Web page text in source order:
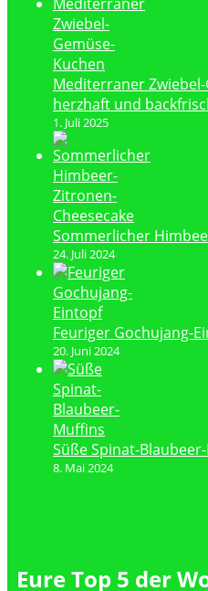
Mediterraner
herzhaft und
1. Juli 2025
Sommerlicher
24. Juli 2024
Feuriger Gochujang-
20. Juni 2024
Süße Spinat-
8. Mai 2024
Eure Top 5 der